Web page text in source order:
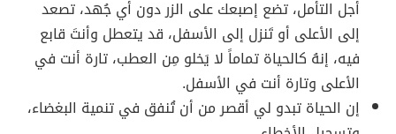
أجل التأمل، تضع إصبعك على الزر دون أي جُهد، تصعد
إلى الأعلى أو تَنزل إلى الأسفل، قد يتعطل وأنتَ قابع
فيه، إنهُ كالحياة تماماً لا يَخلو مِن العطب، تارة أنت في
الأعلى وتارة أنت في الأسفل.
إن الحياة تبدو لي أقصر من أن تُنفق في تنمية البغضاء،